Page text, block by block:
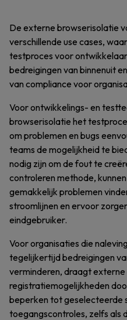
De externe browserisolatie
verschillende use cases,
testproces voor
bedreigingen van binnenuit
van compliance voor
Voor ontwikkelings- en
browserisolatie het
om problemen en bugs
teams de mogelijkheid te
nodig zijn om de fout te
controleren methode,
gemakkelijk problemen
stroomlijnen en ervoor
eindgebruiker.
Voor organisaties die
tegelijkertijd bedreigingen
verminderen, draagt
registratiemogelijkheden
beperken tot geselecteerde
toegangscontroles, zelfs als